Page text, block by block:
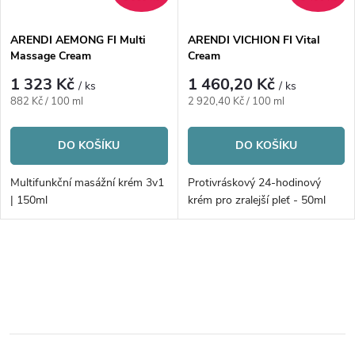
p
r
o
d
u
ů
s
p
r
o
d
u
ARENDI AEMONG FI Multi
Massage Cream
1 323 Kč/ ks
Měrná
882 Kč / 100 ml
DO KOŠÍKU
Multifunkční masážní krém 3v1
| 150ml
ARENDI VICHION FI Vital
Cream
1 460,20 Kč/ ks
Měrná
2 920,40 Kč / 100 ml
DO KOŠÍKU
Protivráskový 24-hodinový
krém pro zralejší pleť - 50ml
l